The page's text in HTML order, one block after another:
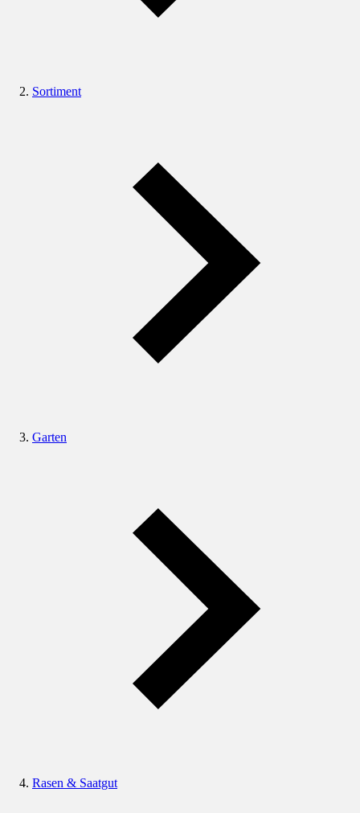
Sortiment
Garten
Rasen & Saatgut